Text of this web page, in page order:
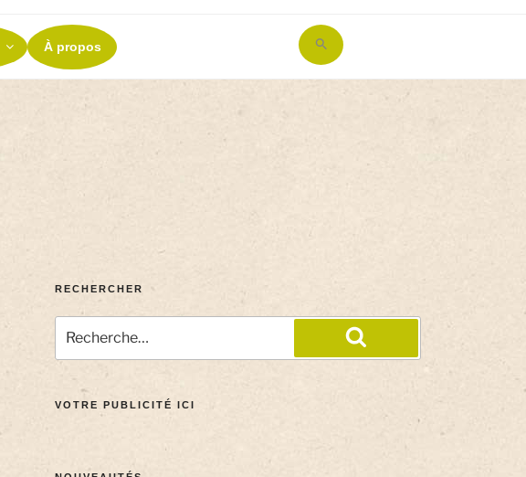
À propos
Search
for:
RECHERCHER
VOTRE PUBLICITÉ ICI